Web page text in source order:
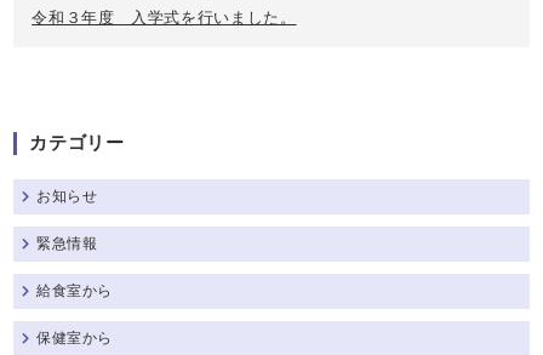
令和３年度 入学式を行いました。
カテゴリー
お知らせ
緊急情報
給食室から
保健室から